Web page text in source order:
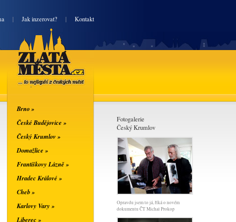
| Jak inzerovat? | Kontakt
Fotogalerie
Český Krumlov
Opravdu jsem to já, říká o novém
dokumentu ČT Michal Prokop
Zlatá města
... to nejlepší z
českých měst
Brno »
České Budějovice »
Český Krumlov »
Domažlice »
Františkovy Lázně »
Hradec Králové »
Cheb »
Karlovy Vary »
Liberec »